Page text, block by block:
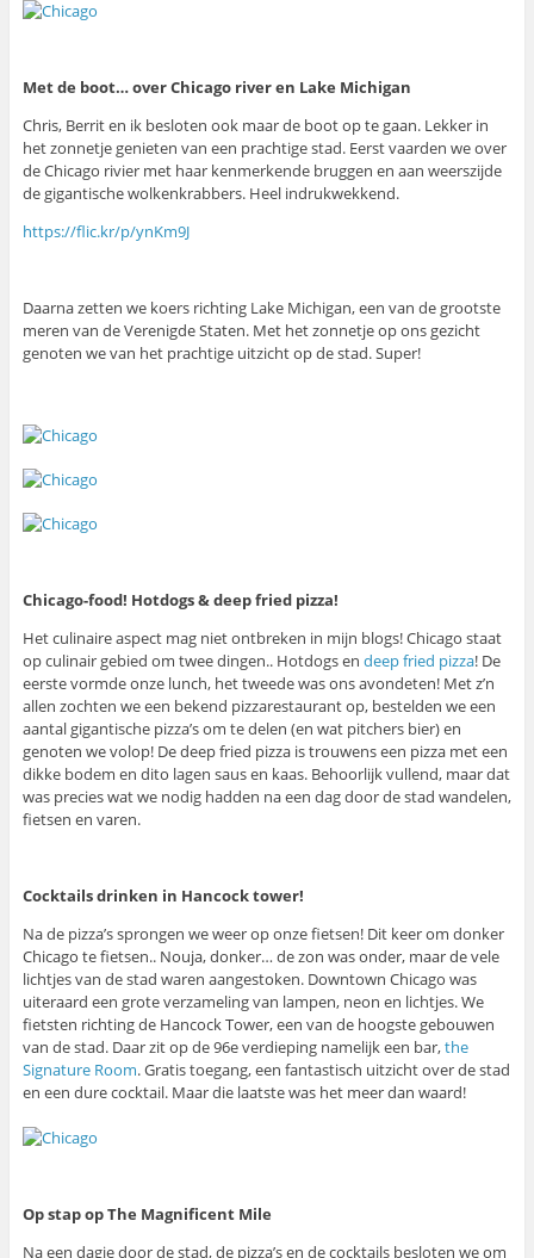
Met de boot… over Chicago river en Lake Michigan
Chris, Berrit en ik besloten ook maar de boot op te gaan. Lekker in
het zonnetje genieten van een prachtige stad. Eerst vaarden we over
de Chicago rivier met haar kenmerkende bruggen en aan weerszijde
de gigantische wolkenkrabbers. Heel indrukwekkend.
https://flic.kr/p/ynKm9J
Daarna zetten we koers richting Lake Michigan, een van de grootste
meren van de Verenigde Staten. Met het zonnetje op ons gezicht
genoten we van het prachtige uitzicht op de stad. Super!
Chicago-food! Hotdogs & deep fried pizza!
Het culinaire aspect mag niet ontbreken in mijn blogs! Chicago staat
op culinair gebied om twee dingen.. Hotdogs en deep fried pizza! De
eerste vormde onze lunch, het tweede was ons avondeten! Met z’n
allen zochten we een bekend pizzarestaurant op, bestelden we een
aantal gigantische pizza’s om te delen (en wat pitchers bier) en
genoten we volop! De deep fried pizza is trouwens een pizza met een
dikke bodem en dito lagen saus en kaas. Behoorlijk vullend, maar dat
was precies wat we nodig hadden na een dag door de stad wandelen,
fietsen en varen.
Cocktails drinken in Hancock tower!
Na de pizza’s sprongen we weer op onze fietsen! Dit keer om donker
Chicago te fietsen.. Nouja, donker… de zon was onder, maar de vele
lichtjes van de stad waren aangestoken. Downtown Chicago was
uiteraard een grote verzameling van lampen, neon en lichtjes. We
fietsten richting de Hancock Tower, een van de hoogste gebouwen
van de stad. Daar zit op de 96e verdieping namelijk een bar,the
Signature Room. Gratis toegang, een fantastisch uitzicht over de stad
en een dure cocktail. Maar die laatste was het meer dan waard!
Op stap op The Magnificent Mile
Na een dagje door de stad, de pizza’s en de cocktails besloten we om